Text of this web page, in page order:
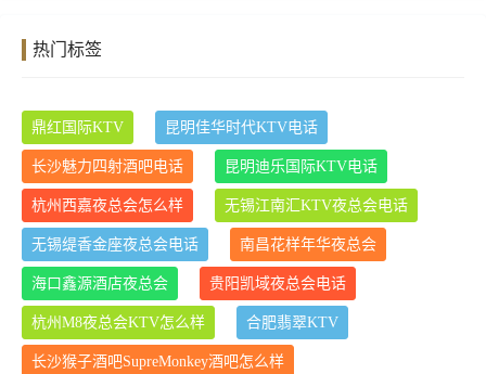
热门标签
鼎红国际KTV 昆明佳华时代KTV电话
长沙魅力四射酒吧电话 昆明迪乐国际KTV电话
杭州西嘉夜总会怎么样 无锡江南汇KTV夜总会电话
无锡缇香金座夜总会电话 南昌花样年华夜总会
海口鑫源酒店夜总会 贵阳凯域夜总会电话
杭州M8夜总会KTV怎么样 合肥翡翠KTV
长沙猴子酒吧SupreMonkey酒吧怎么样